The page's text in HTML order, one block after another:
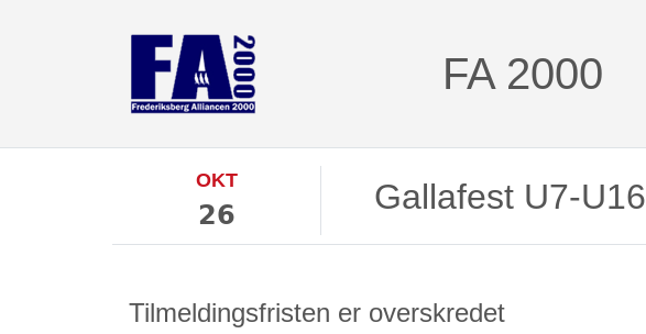
FA 2000
OKT
26 Gallafest U7-U16
Tilmeldingsfristen er overskredet